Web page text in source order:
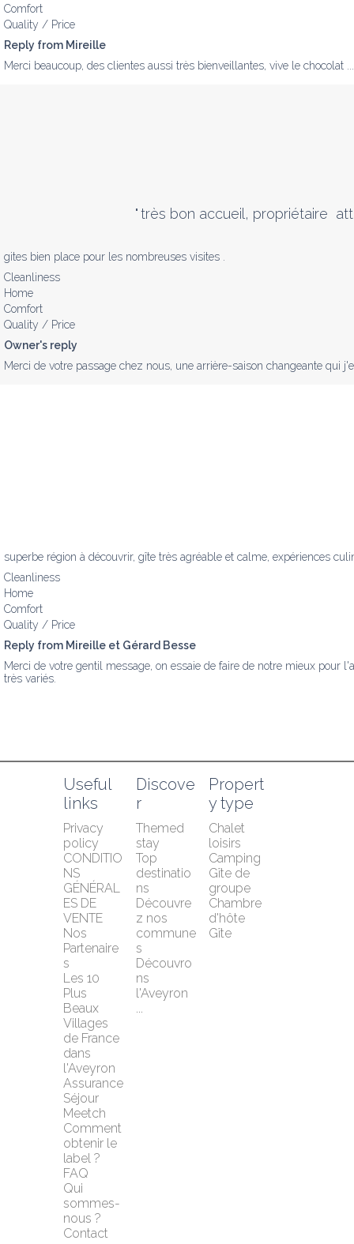
Comfort
Quality / Price
Reply from Mireille
Merci beaucoup, des clientes aussi très bienveillantes, vive le chocolat
"très bon accueil, propriétaire
gites bien place pour les nombreuses visites .
Cleanliness
Home
Comfort
Quality / Price
Owner's reply
Merci de votre passage chez nous, une arrière-saison changeante qui
superbe région à découvrir, gîte très agréable et calme, expériences
Cleanliness
Home
Comfort
Quality / Price
Reply from Mireille et Gérard Besse
Merci de votre gentil message, on essaie de faire de notre mieux
très variés.
Useful
links
Privacy
policy
CONDITIO
NS
GÉNÉRAL
ES DE
VENTE
Nos
Partenaire
s
Les 10
Plus
Beaux
Villages
de France
dans
l'Aveyron
Assurance
Séjour
Meetch
Comment
obtenir le
label ?
FAQ
Qui
sommes-
nous ?
Contact
Discove
r
Themed
stay
Top
destinatio
ns
Découvre
z nos
commune
s
Découvro
ns
l'Aveyron
...
Propert
y type
Chalet
loisirs
Camping
Gîte de
groupe
Chambre
d'hôte
Gîte